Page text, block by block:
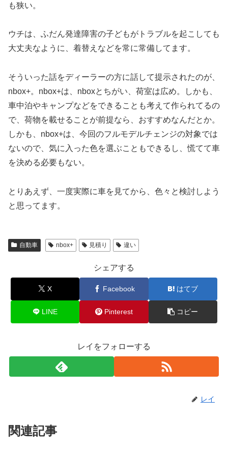
も狭い。
ウチは、ふだん発達障害の子どもがトラブルを起こしても
大丈夫なように、着替えなどを常に常備してます。
そういった話をディーラーの方に話して提示されたのが、
nbox+。nbox+は、nboxとちがい、荷室は広め。しかも、
車中泊やキャンプなどをできることも考えて作られてるの
で、荷物を載せることが前提なら、おすすめなんだとか。
しかも、nbox+は、今回のフルモデルチェンジの対象では
ないので、気に入った色を選ぶこともできるし、慌てて車
を決める必要もない。
とりあえず、一度実際に車を見てから、色々と検討しよう
と思ってます。
自動車 nbox+ 見積り 違い
シェアする
X Facebook はてブ
LINE Pinterest コピー
レイをフォローする
レイ
関連記事